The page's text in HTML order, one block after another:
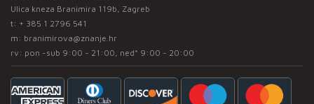
Ulica kneza Branimira 119b, Zagreb
t: + 385 1 2796 541
m: branimirova@znanje.hr
rv: pon -sub 9:00 - 21:00, ned* 9:00 - 20:00